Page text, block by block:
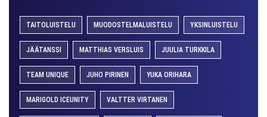
TAITOLUISTELU MUODOSTELMALUISTELU YKSINLUISTELU
JÄÄTANSSI MATTHIAS VERSLUIS JUULIA TURKKILA
TEAM UNIQUE JUHO PIRINEN YUKA ORIHARA
MARIGOLD ICEUNITY VALTTER VIRTANEN